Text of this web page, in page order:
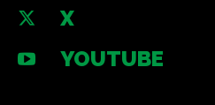
X
YOUTUBE